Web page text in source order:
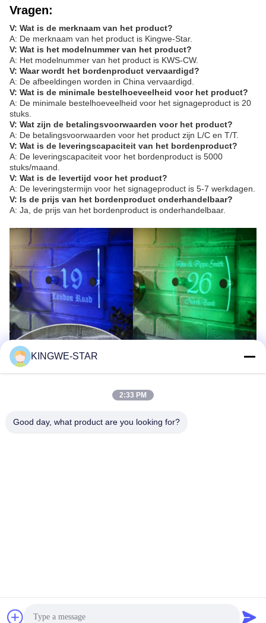
Vragen:
V: Wat is de merknaam van het product?
A: De merknaam van het product is Kingwe-Star.
V: Wat is het modelnummer van het product?
A: Het modelnummer van het product is KWS-CW.
V: Waar wordt het bordenproduct vervaardigd?
A: De afbeeldingen worden in China vervaardigd.
V: Wat is de minimale bestelhoeveelheid voor het product?
A: De minimale bestelhoeveelheid voor het signageproduct is 20
stuks.
V: Wat zijn de betalingsvoorwaarden voor het product?
A: De betalingsvoorwaarden voor het product zijn L/C en T/T.
V: Wat is de leveringscapaciteit van het bordenproduct?
A: De leveringscapaciteit voor het bordenproduct is 5000
stuks/maand.
V: Wat is de levertijd voor het product?
A: De leveringstermijn voor het signageproduct is 5-7 werkdagen.
V: Is de prijs van het bordenproduct onderhandelbaar?
A: Ja, de prijs van het bordenproduct is onderhandelbaar.
KINGWE-STAR
2:33 PM
Good day, what product are you looking for?